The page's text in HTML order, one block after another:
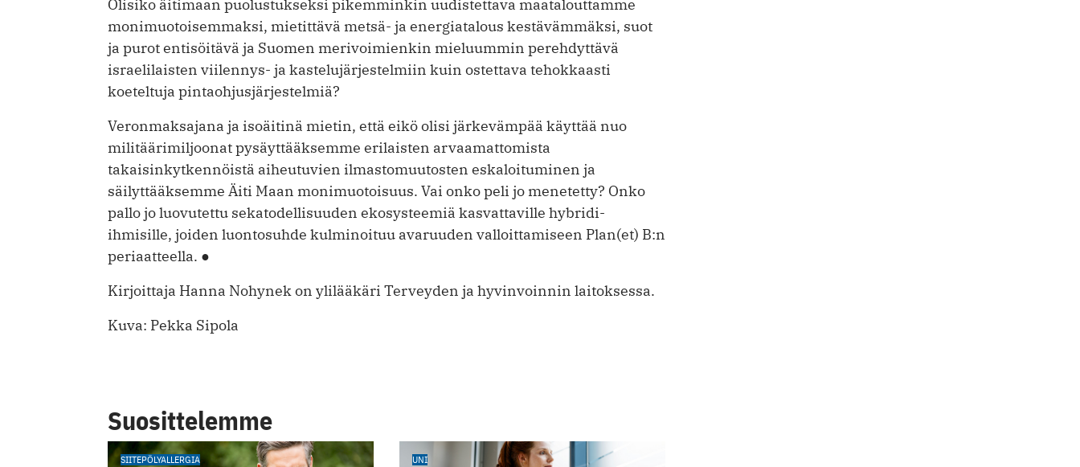
Olisiko äitimaan puolustukseksi pikemminkin uudistettava maatalouttamme
monimuotoisemmaksi, mietittävä metsä- ja energiatalous kestävämmäksi, suot
ja purot entisöitävä ja Suomen merivoimienkin mieluummin perehdyttävä
israelilaisten viilennys- ja kastelujärjestelmiin kuin ostettava tehokkaasti
koeteltuja pintaohjusjärjestelmiä?
Veronmaksajana ja isoäitinä mietin, että eikö olisi järkevämpää käyttää nuo
militäärimiljoonat pysäyttääksemme erilaisten arvaamattomista
takaisinkytkennöistä aiheutuvien ilmastomuutosten eskaloituminen ja
säilyttääksemme Äiti Maan monimuotoisuus. Vai onko peli jo menetetty? Onko
pallo jo luovutettu sekatodellisuuden ekosysteemiä kasvattaville hybridi-
ihmisille, joiden luontosuhde kulminoituu avaruuden valloittamiseen Plan(et) B:n
periaatteella. ●
Kirjoittaja Hanna Nohynek on ylilääkäri Terveyden ja hyvinvoinnin laitoksessa.
Kuva: Pekka Sipola
Suosittelemme
SIITEPÖLYALLERGIA UNI